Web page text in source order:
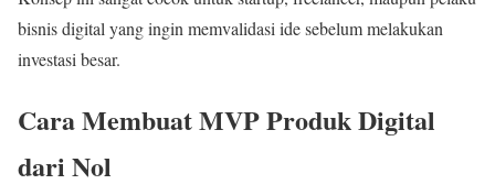
bisnis digital yang ingin memvalidasi ide sebelum melakukan
investasi besar.
Cara Membuat MVP Produk Digital
dari Nol